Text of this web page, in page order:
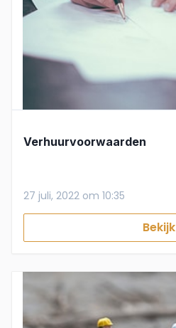
Verhuurvoorwaarden
27 juli, 2022 om 10:35
Bekijk